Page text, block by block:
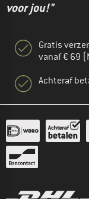
voor jou!"
Gratis
vanaf € 69
Achteraf